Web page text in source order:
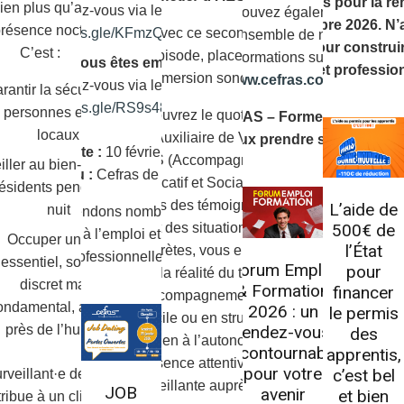
Retrouvez également
l’ensemble de nos
formations sur
www.cefras.com.
CEFRAS – Former pour
mieux prendre soin.
12 octobre 2026.
plus pour
projet
Avec ce second
épisode, place à
l’immersion sonore.
Découvrez le quotidien
d’un Auxiliaire de Vie ou
AES (Accompagnant
Éducatif et Social). À
travers des témoignages
et des situations
concrètes, vous entrez
dans la réalité du terrain
: accompagnement à
domicile ou en structure,
soutien à l’autonomie,
présence attentive et
bienveillante auprès des
Inscrivez-vous via le lien suivant :
https://forms.gle/KFmzQ8hTmitABHsZA
Vous êtes employeur ?
Inscrivez-vous via le lien suivant :
https://forms.gle/RS9s48WjapMHBJP59
Date : 10 février 2026
Lieu : Cefras de Nantes
vous attendons nombreux pour cette
dédiée à l’emploi et aux rencontres
professionnelles !
plus qu’assurer
nocturne.
C’est :
la sécurité des
personnes et des
locaux
au bien-être des
pendant la
nuit
Occuper un rôle
essentiel, souvent
discret mais
au plus
près de l’humain
de Nuit
à un climat
L’aide de
500€ de
l’État
pour
financer
le permis
des
apprentis,
c’est bel
et bien
Forum Emploi
& Formation
2026 : un
rendez-vous
incontournable
pour votre
avenir
JOB